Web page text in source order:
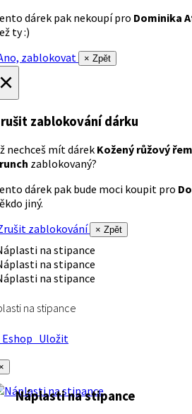
dárek pak nekoupí pro Dominika
ty :)
zablokovat
× Zpět
zablokování dárku
nechceš mít dárek Kožený růžový
zablokovaný?
dárek pak bude moci koupit pro
jiný.
zablokování
× Zpět
na stipance
Uložit
Náplasti na stipance